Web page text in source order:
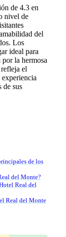
de 4.3 en
nivel de
del
Los
ideal para
por la hermosa
el
de sus
de los
del Monte?
Real del
Real del Monte